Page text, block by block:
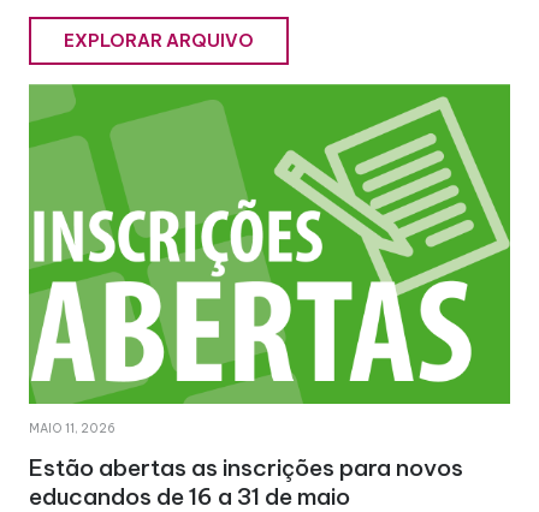
EXPLORAR ARQUIVO
MAIO 11, 2026
Estão abertas as inscrições para novos
educandos de 16 a 31 de maio